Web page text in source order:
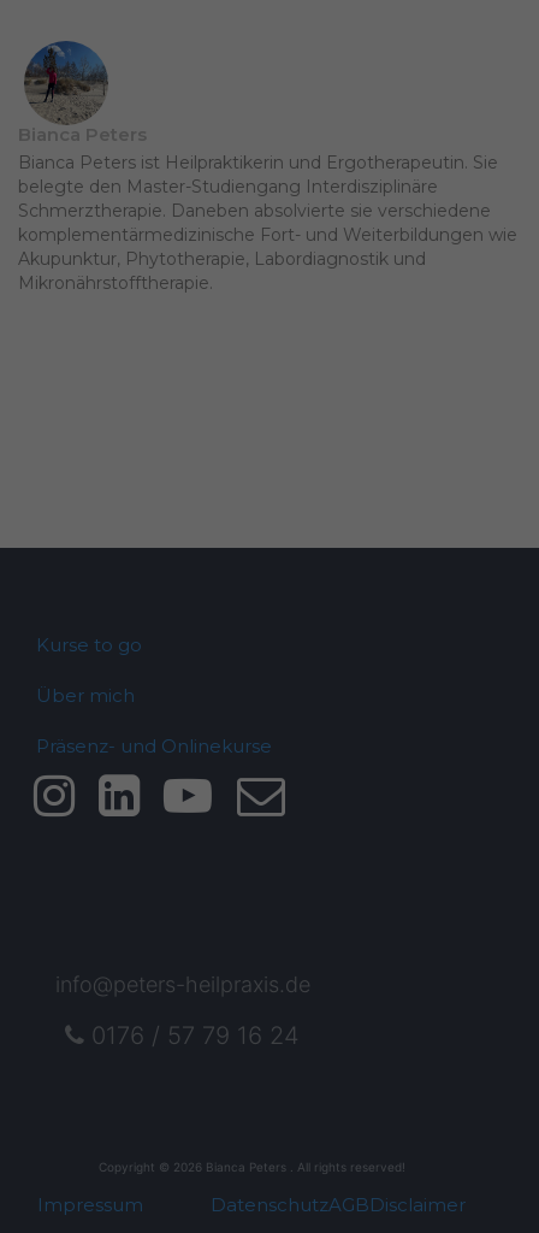
Bianca Peters
Bianca Peters ist Heilpraktikerin und Ergotherapeutin. Sie
belegte den Master-Studiengang Interdisziplinäre
Schmerztherapie. Daneben absolvierte sie verschiedene
komplementärmedizinische Fort- und Weiterbildungen wie
Akupunktur, Phytotherapie, Labordiagnostik und
Mikronährstofftherapie.
Kurse to go
Über mich
Präsenz- und Onlinekurse
info@peters-heilpraxis.de
0176 / 57 79 16 24
Copyright © 2026 Bianca Peters . All rights reserved!
Impressum DatenschutzAGBDisclaimer